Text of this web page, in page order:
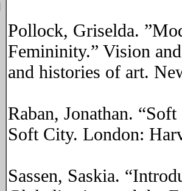
Pollock, Griselda.
Femininity.” Vision
and histories of art.
Raban, Jonathan.
Soft City. London:
Sassen, Saskia.